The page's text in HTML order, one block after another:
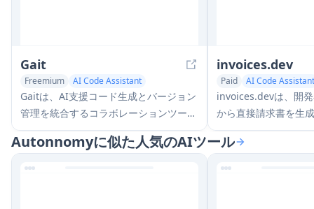
Gait
Freemium
AI Code Assistant
AI Team Collaboration
Gaitは、AI支援コード生成とバージョン
管理を統合するコラボレーションツール
であり、チームがAI生成コードのコンテ
キストを効率的に追跡、理解、共有でき
invoices.dev
Paid
AI Code Assistant
AI Developer Tools
invoices.devは、開
から直接請求書を生
ットフォームで、
Linear、Googleサー
Autonnomyに似た人気のAIツール